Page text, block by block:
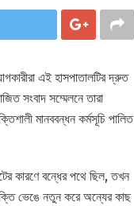
এই হাসপাতালটির দ্রুত
সংবাদ সম্মেলনে তারা
মানববন্ধন কর্মসূচি পালিত
কারণে বন্ধের পথে ছিল, তখন
ভেঙে নতুন করে অন্যের কাছ